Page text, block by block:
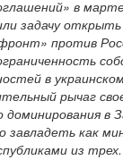
в
задачу
против
в
рычаг
доминирования в
завладеть как
из трех.